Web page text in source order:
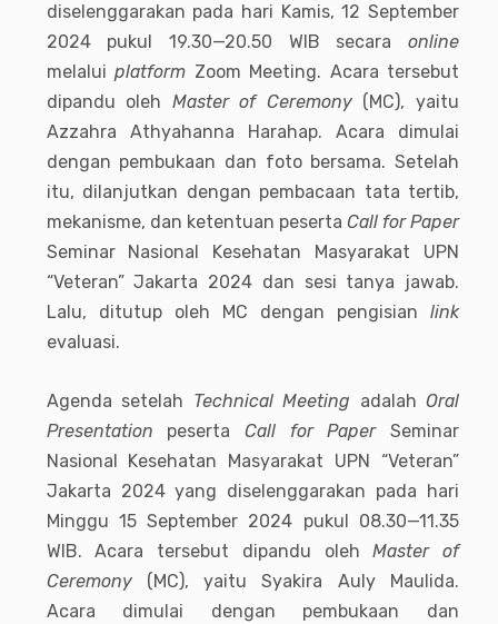
diselenggarakan pada hari Kamis, 12 September
2024 pukul 19.30—20.50 WIB secara online
melaluiplatform Zoom Meeting. Acara tersebut
dipandu oleh Master of Ceremony (MC), yaitu
Azzahra Athyahanna Harahap. Acara dimulai
dengan pembukaan dan foto bersama. Setelah
itu, dilanjutkan dengan pembacaan tata tertib,
mekanisme, dan ketentuan peserta Call for Paper
Seminar Nasional Kesehatan Masyarakat UPN
“Veteran” Jakarta 2024 dan sesi tanya jawab.
Lalu, ditutup oleh MC dengan pengisian link
evaluasi.
Agenda setelah Technical Meeting adalah Oral
Presentation peserta Call for PaperSeminar
Nasional Kesehatan Masyarakat UPN “Veteran”
Jakarta 2024 yang diselenggarakan pada hari
Minggu 15 September 2024 pukul 08.30—11.35
WIB. Acara tersebut dipandu olehMaster of
Ceremony (MC), yaitu Syakira Auly Maulida.
Acara dimulai dengan pembukaan dan